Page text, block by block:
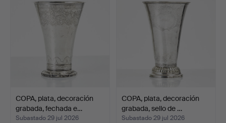
COPA, plata, decoración
grabada, fechada e…
Subastado 29 jul 2026
COPA, plata, decoración
grabada, sello de …
Subastado 29 jul 2026